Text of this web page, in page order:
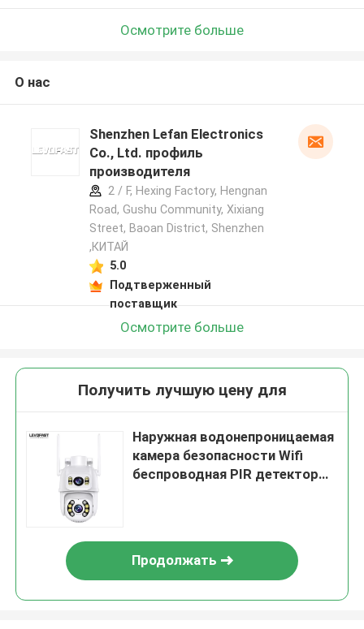
Осмотрите больше
О нас
Shenzhen Lefan Electronics
Co., Ltd. профиль
производителя
2 / F, Hexing Factory, Hengnan
Road, Gushu Community, Xixiang
Street, Baoan District, Shenzhen
,КИТАЙ
5.0
Подтверженный
поставщик
Осмотрите больше
Получить лучшую цену для
Наружная водонепроницаемая
камера безопасности Wifi
беспроводная PIR детектор
Продолжать